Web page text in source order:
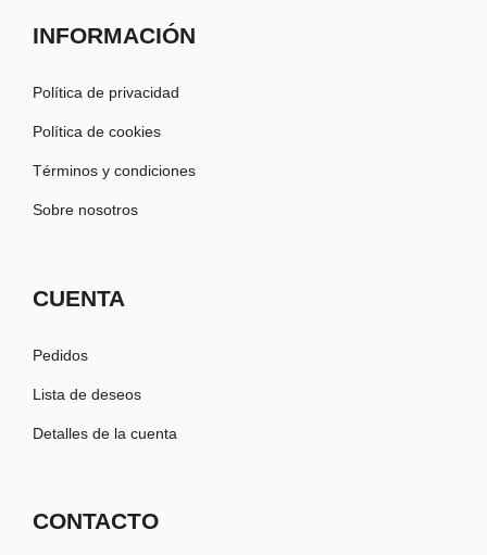
INFORMACIÓN
Política de privacidad
Política de cookies
Términos y condiciones
Sobre nosotros
CUENTA
Pedidos
Lista de deseos
Detalles de la cuenta
CONTACTO